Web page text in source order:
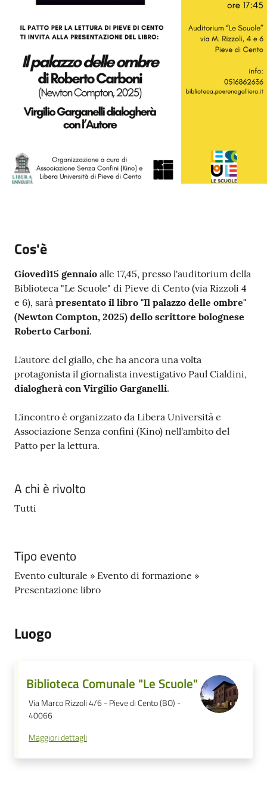
Cos'è
Giovedì15 gennaio alle 17,45, presso l'auditorium della
Biblioteca "Le Scuole" di Pieve di Cento (via Rizzoli 4
e 6), sarà presentato il libro "Il palazzo delle ombre"
(Newton Compton, 2025) dello scrittore bolognese
Roberto Carboni.
L'autore del giallo, che ha ancora una volta
protagonista il giornalista investigativo Paul Cialdini,
dialogherà con Virgilio Garganelli.
L'incontro è organizzato da Libera Università e
Associazione Senza confini (Kino) nell'ambito del
Patto per la lettura.
A chi è rivolto
Tutti
Tipo evento
Evento culturale » Evento di formazione »
Presentazione libro
Luogo
Biblioteca Comunale "Le Scuole"
Via Marco Rizzoli 4/6 - Pieve di Cento (BO) -
40066
Maggiori dettagli